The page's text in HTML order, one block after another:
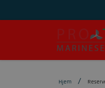
Hjem